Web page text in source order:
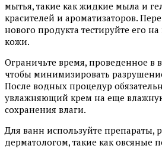
мытья, такие как жидкие мыла и
красителей и ароматизаторов.
нового продукта тестируйте его
кожи.
Ограничьте время, проведенное в
чтобы минимизировать
После водных процедур
увлажняющий крем на еще
сохранения влаги.
Для ванн используйте препараты,
дерматологом, такие как овсяные